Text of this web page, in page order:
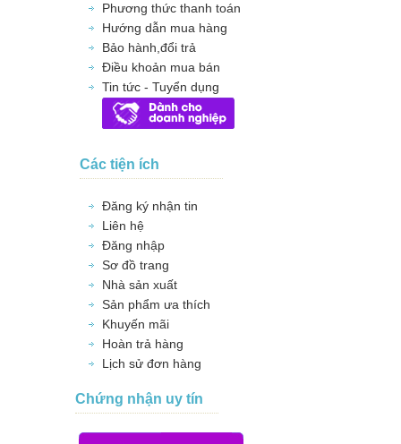
Phương thức thanh toán
Hướng dẫn mua hàng
Bảo hành,đổi trả
Điều khoản mua bán
Tin tức - Tuyển dụng
Các tiện ích
Đăng ký nhận tin
Liên hệ
Đăng nhập
Sơ đồ trang
Nhà sản xuất
Sản phẩm ưa thích
Khuyến mãi
Hoàn trả hàng
Lịch sử đơn hàng
Chứng nhận uy tín